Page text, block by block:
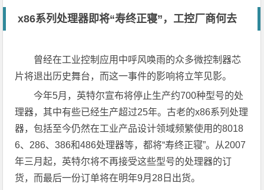
x86系列处理器即将“寿终正寝”，工控厂商何去
曾经在工业控制应用中呼风唤雨的众多微控制器芯
片将退出历史舞台，而这一事件的影响将立竿见影。
今年5月，英特尔宣布将停止生产约700种型号的处
理器，其中有些已经生产超过25年。古老的x86系列处理
器，包括至今仍然在工业产品设计领域频繁使用的8018
6、286、386和486处理器等，都将“寿终正寝”。从2007
年三月起，英特尔将不再接受这些型号的处理器的订
货，而最后一份订单将在明年9月28日出货。